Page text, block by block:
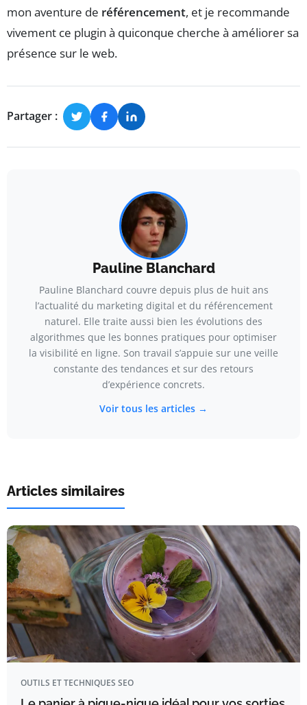
mon aventure de référencement, et je recommande
vivement ce plugin à quiconque cherche à améliorer sa
présence sur le web.
Partager :
Pauline Blanchard
Pauline Blanchard couvre depuis plus de huit ans
l’actualité du marketing digital et du référencement
naturel. Elle traite aussi bien les évolutions des
algorithmes que les bonnes pratiques pour optimiser
la visibilité en ligne. Son travail s’appuie sur une veille
constante des tendances et sur des retours
d’expérience concrets.
Voir tous les articles →
Articles similaires
OUTILS ET TECHNIQUES SEO